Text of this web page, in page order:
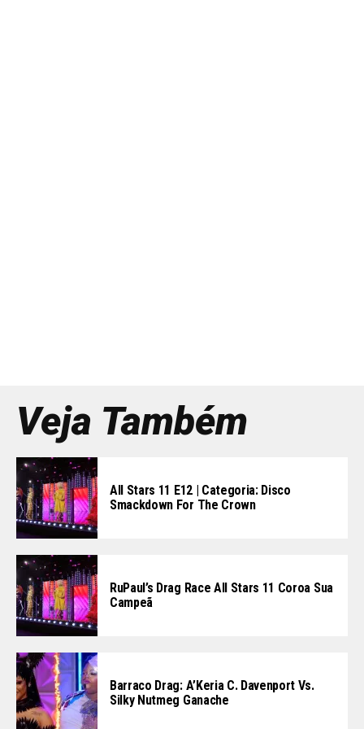
Veja Também
All Stars 11 E12 | Categoria: Disco
Smackdown For The Crown
RuPaul’s Drag Race All Stars 11 Coroa Sua
Campeã
Barraco Drag: A’Keria C. Davenport Vs.
Silky Nutmeg Ganache